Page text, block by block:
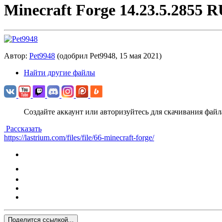
Minecraft Forge 14.23.5.2855
Автор: Pet9948 (одобрил Pet9948, 15 мая 2021)
Найти другие файлы
Создайте аккаунт или авторизуйтесь для скачивания
Рассказать
https://lastrium.com/files/file/66-minecraft-forge/
Поделится ссылкой...